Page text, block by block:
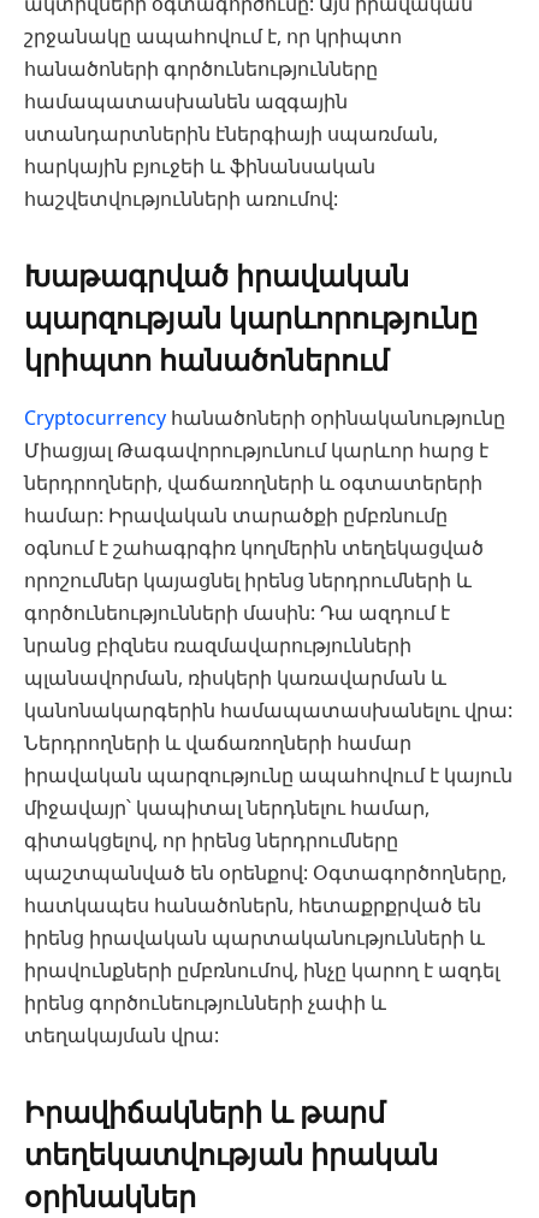
շրջանակը ապահովում է, որ կրիպտո
հանածոների գործունեությունները
համապատասխանեն ազգային
ստանդարտներին էներգիայի սպառման,
հարկային բյուջեի և ֆինանսական
հաշվետվությունների առումով:
Խաթագրված իրավական
պարզության կարևորությունը
կրիպտո հանածոներում
Cryptocurrency հանածոների օրինականությունը
Միացյալ Թագավորությունում կարևոր հարց է
ներդրողների, վաճառողների և օգտատերերի
համար: Իրավական տարածքի ըմբռնումը
օգնում է շահագրգիռ կողմերին տեղեկացված
որոշումներ կայացնել իրենց ներդրումների և
գործունեությունների մասին: Դա ազդում է
նրանց բիզնես ռազմավարությունների
պլանավորման, ռիսկերի կառավարման և
կանոնակարգերին համապատասխանելու վրա:
Ներդրողների և վաճառողների համար
իրավական պարզությունը ապահովում է կայուն
միջավայր՝ կապիտալ ներդնելու համար,
գիտակցելով, որ իրենց ներդրումները
պաշտպանված են օրենքով: Օգտագործողները,
հատկապես հանածոներն, հետաքրքրված են
իրենց իրավական պարտականությունների և
իրավունքների ըմբռնումով, ինչը կարող է ազդել
իրենց գործունեությունների չափի և
տեղակայման վրա:
Իրավիճակների և թարմ
տեղեկատվության իրական
օրինակներ